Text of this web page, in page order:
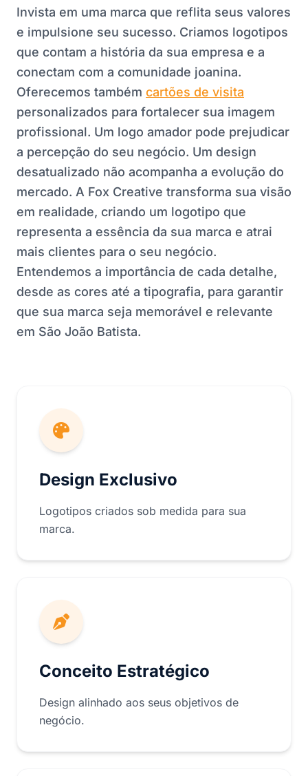
Invista em uma marca que reflita seus valores
e impulsione seu sucesso. Criamos logotipos
que contam a história da sua empresa e a
conectam com a comunidade joanina.
Oferecemos também cartões de visita
personalizados para fortalecer sua imagem
profissional. Um logo amador pode prejudicar
a percepção do seu negócio. Um design
desatualizado não acompanha a evolução do
mercado. A Fox Creative transforma sua visão
em realidade, criando um logotipo que
representa a essência da sua marca e atrai
mais clientes para o seu negócio.
Entendemos a importância de cada detalhe,
desde as cores até a tipografia, para garantir
que sua marca seja memorável e relevante
em São João Batista.
Design Exclusivo
Logotipos criados sob medida para sua
marca.
Conceito Estratégico
Design alinhado aos seus objetivos de
negócio.